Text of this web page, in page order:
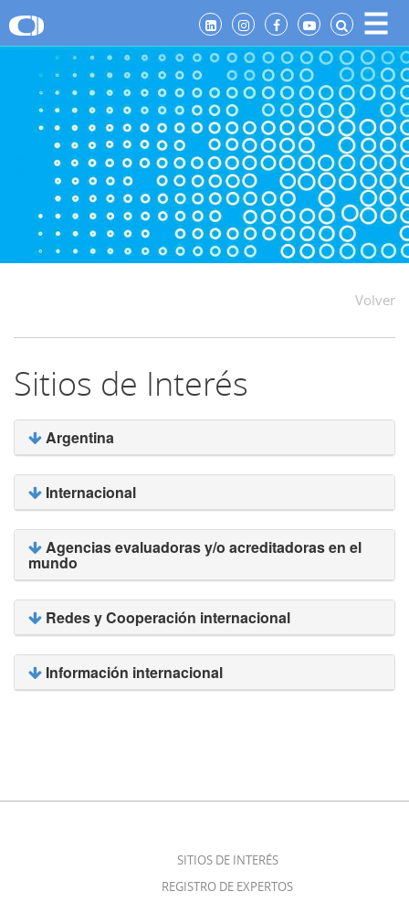
Volver
Sitios de Interés
Argentina
Internacional
Agencias evaluadoras y/o acreditadoras en el
mundo
Redes y Cooperación internacional
Información internacional
SITIOS DE INTERÉS
REGISTRO DE EXPERTOS